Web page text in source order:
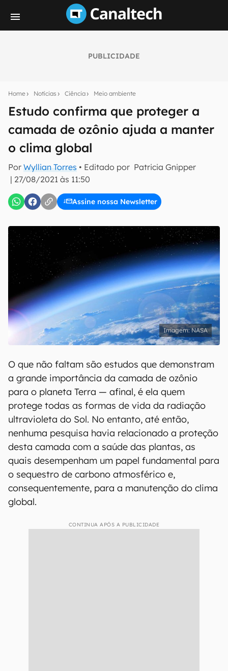
PUBLICIDADE
Home Notícias Ciência Meio ambiente
Estudo confirma que proteger a
camada de ozônio ajuda a manter
o clima global
Por Wyllian Torres • Editado por Patricia Gnipper
| 27/08/2021 às 11:50
Assine nossa Newsletter
notícias e reviews sobre tecnologia em primeira
mão.
E-mail
inscreva-se
Confirmo que li, aceito e concordo com os Termos de
Uso e Política de Privacidade do Canaltech.
NASA
O que não faltam são estudos que demonstram
a grande importância da camada de ozônio
para o planeta Terra — afinal, é ela quem
protege todas as formas de vida da radiação
ultravioleta do Sol. No entanto, até então,
nenhuma pesquisa havia relacionado a proteção
desta camada com a saúde das plantas, as
quais desempenham um papel fundamental para
o sequestro de carbono atmosférico e,
consequentemente, para a manutenção do clima
global.
CONTINUA APÓS A PUBLICIDADE